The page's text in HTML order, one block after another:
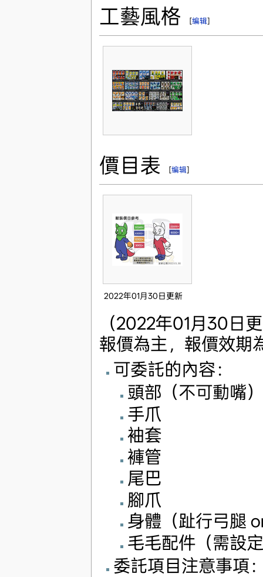
工藝風格 [编辑]
價目表 [编辑]
2022年01月30日更新
（2022年01月30日
報價為主，報價效期
可委託的內容：
頭部（不可動嘴）
手爪
袖套
褲管
尾巴
腳爪
身體（趾行弓腿
毛毛配件（需設
委託項目注意事項